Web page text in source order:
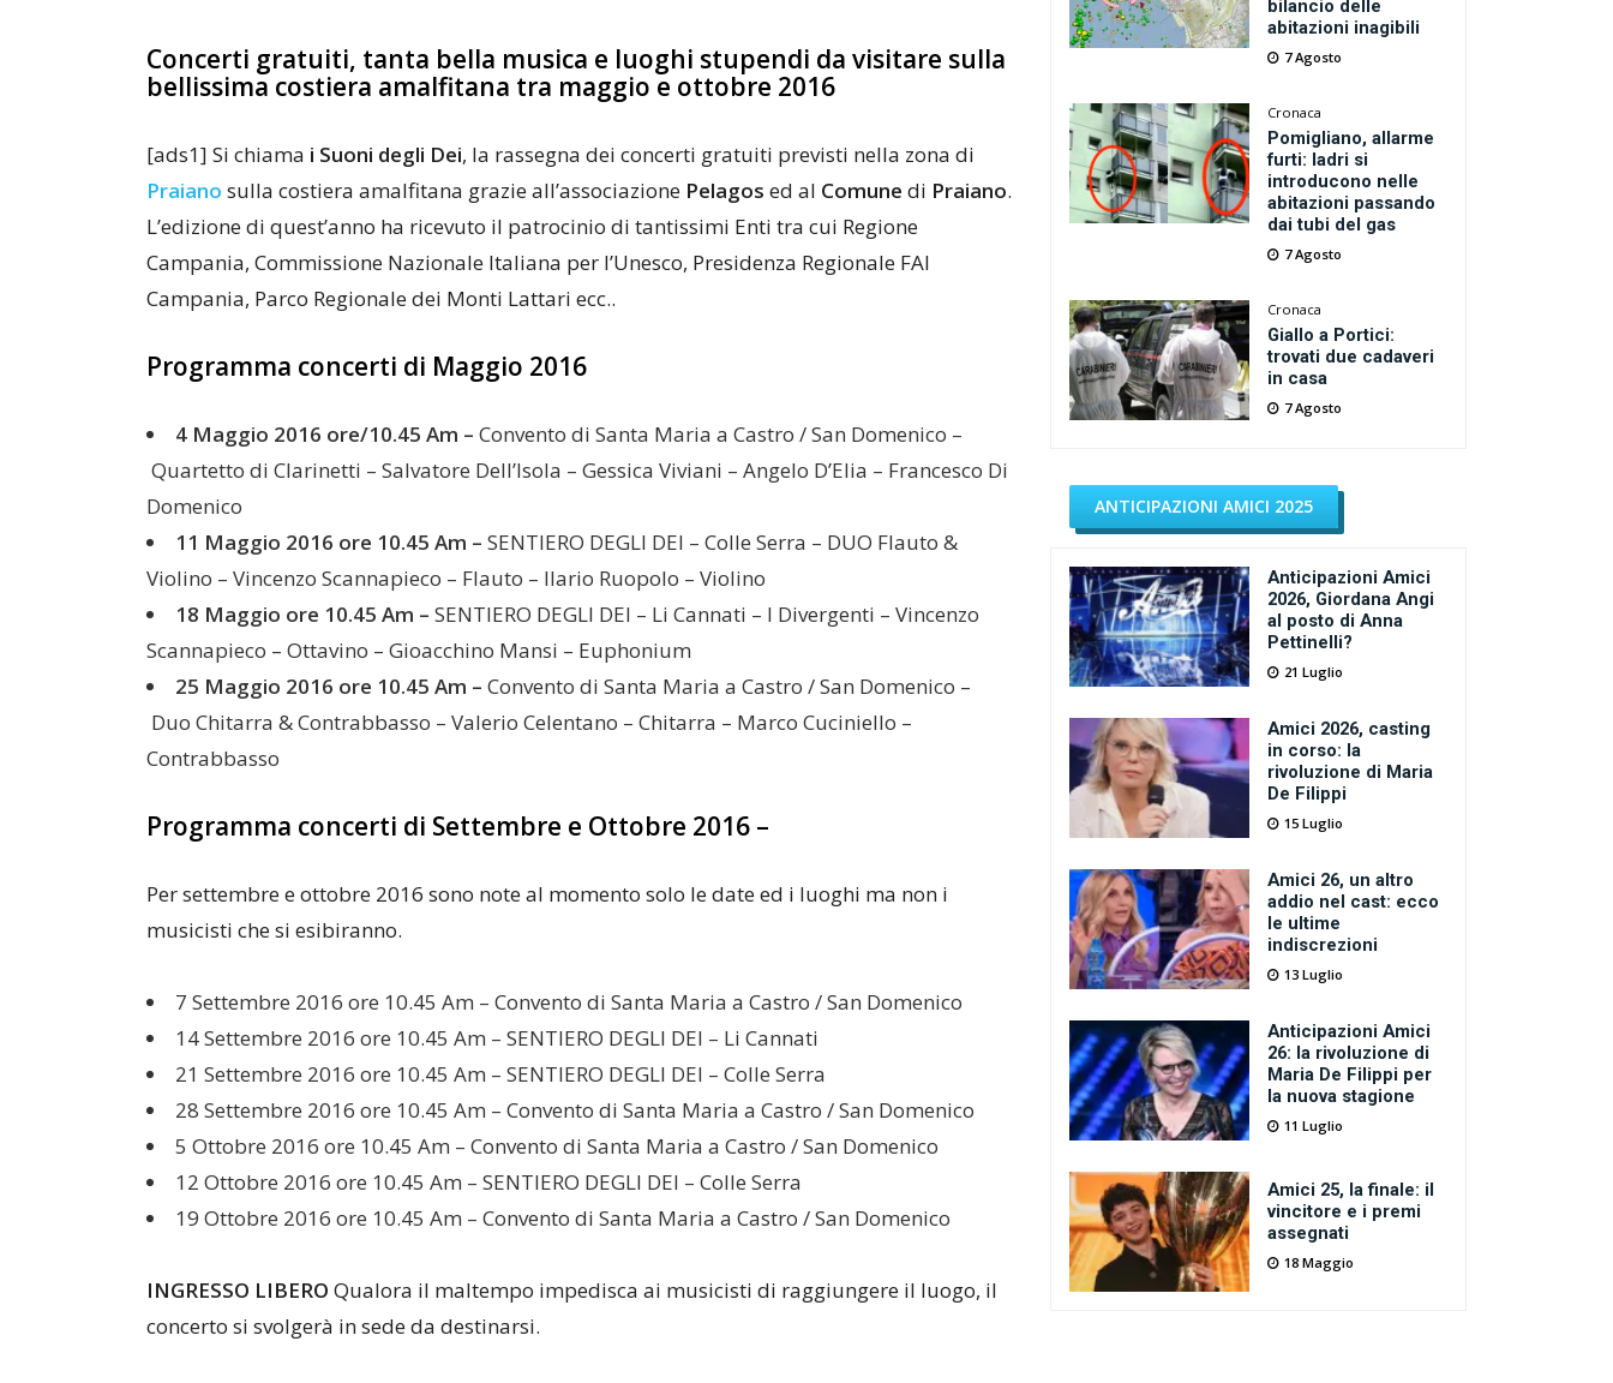
Concerti gratuiti, tanta bella musica e luoghi stupendi da visitare sulla
bellissima costiera amalfitana tra maggio e ottobre 2016
[ads1] Si chiama i Suoni degli Dei, la rassegna dei concerti gratuiti previsti nella zona di
Praiano sulla costiera amalfitana grazie all’associazione Pelagos ed al Comune di Praiano.
L’edizione di quest’anno ha ricevuto il patrocinio di tantissimi Enti tra cui Regione
Campania, Commissione Nazionale Italiana per l’Unesco, Presidenza Regionale FAI
Campania, Parco Regionale dei Monti Lattari ecc..
Programma concerti di Maggio 2016
4 Maggio 2016 ore/10.45 Am – Convento di Santa Maria a Castro / San Domenico –
Quartetto di Clarinetti – Salvatore Dell’Isola – Gessica Viviani – Angelo D’Elia – Francesco Di
Domenico
11 Maggio 2016 ore 10.45 Am – SENTIERO DEGLI DEI – Colle Serra – DUO Flauto &
Violino – Vincenzo Scannapieco – Flauto – Ilario Ruopolo – Violino
18 Maggio ore 10.45 Am – SENTIERO DEGLI DEI – Li Cannati – I Divergenti – Vincenzo
Scannapieco – Ottavino – Gioacchino Mansi – Euphonium
25 Maggio 2016 ore 10.45 Am – Convento di Santa Maria a Castro / San Domenico –
Duo Chitarra & Contrabbasso – Valerio Celentano – Chitarra – Marco Cuciniello –
Contrabbasso
Programma concerti di Settembre e Ottobre 2016 –
Per settembre e ottobre 2016 sono note al momento solo le date ed i luoghi ma non i
musicisti che si esibiranno.
7 Settembre 2016 ore 10.45 Am – Convento di Santa Maria a Castro / San Domenico
14 Settembre 2016 ore 10.45 Am – SENTIERO DEGLI DEI – Li Cannati
21 Settembre 2016 ore 10.45 Am – SENTIERO DEGLI DEI – Colle Serra
28 Settembre 2016 ore 10.45 Am – Convento di Santa Maria a Castro / San Domenico
5 Ottobre 2016 ore 10.45 Am – Convento di Santa Maria a Castro / San Domenico
12 Ottobre 2016 ore 10.45 Am – SENTIERO DEGLI DEI – Colle Serra
19 Ottobre 2016 ore 10.45 Am – Convento di Santa Maria a Castro / San Domenico
INGRESSO LIBERO Qualora il maltempo impedisca ai musicisti di raggiungere il luogo, il
concerto si svolgerà in sede da destinarsi.
bilancio delle
abitazioni inagibili
7 Agosto
Cronaca
Pomigliano, allarme
furti: ladri si
introducono nelle
abitazioni passando
dai tubi del gas
7 Agosto
Cronaca
Giallo a Portici:
trovati due cadaveri
in casa
7 Agosto
ANTICIPAZIONI AMICI 2025
Anticipazioni Amici
2026, Giordana Angi
al posto di Anna
Pettinelli?
21 Luglio
Amici 2026, casting
in corso: la
rivoluzione di Maria
De Filippi
15 Luglio
Amici 26, un altro
addio nel cast: ecco
le ultime
indiscrezioni
13 Luglio
Anticipazioni Amici
26: la rivoluzione di
Maria De Filippi per
la nuova stagione
11 Luglio
Amici 25, la finale: il
vincitore e i premi
assegnati
18 Maggio